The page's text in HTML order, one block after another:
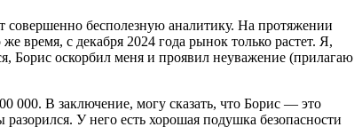
совершенно бесполезную аналитику. На протяжении
время, с декабря 2024 года рынок только растет. Я,
Борис оскорбил меня и проявил неуважение (прилагаю
000. В заключение, могу сказать, что Борис — это
У него есть хорошая подушка безопасности